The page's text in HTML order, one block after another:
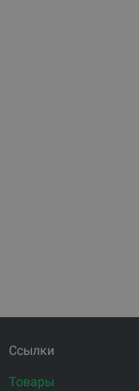
Ссылки
Товары